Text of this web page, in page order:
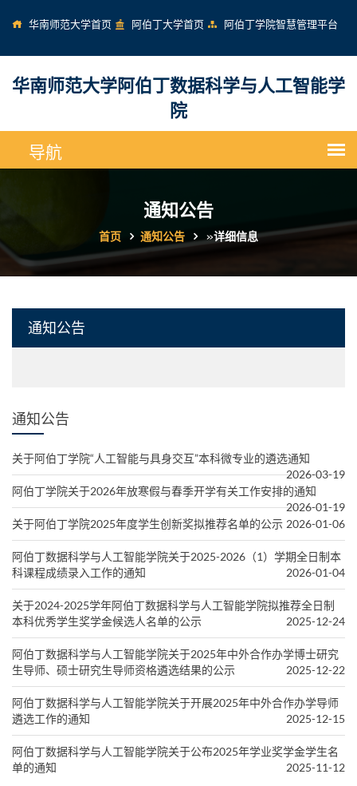
华南师范大学首页 阿伯丁大学首页 阿伯丁学院智慧管理平台
华南师范大学阿伯丁数据科学与人工智能学
院
通知公告
首页 通知公告 »详细信息
通知公告
通知公告
关于阿伯丁学院“人工智能与具身交互”本科微专业的遴选通知
2026-03-19
阿伯丁学院关于2026年放寒假与春季开学有关工作安排的通知
2026-01-19
关于阿伯丁学院2025年度学生创新奖拟推荐名单的公示 2026-01-06
阿伯丁数据科学与人工智能学院关于2025-2026（1）学期全日制本
科课程成绩录入工作的通知
2026-01-04
关于2024-2025学年阿伯丁数据科学与人工智能学院拟推荐全日制
本科优秀学生奖学金候选人名单的公示
2025-12-24
阿伯丁数据科学与人工智能学院关于2025年中外合作办学博士研究
生导师、硕士研究生导师资格遴选结果的公示
2025-12-22
阿伯丁数据科学与人工智能学院关于开展2025年中外合作办学导师
遴选工作的通知
2025-12-15
阿伯丁数据科学与人工智能学院关于公布2025年学业奖学金学生名
单的通知
2025-11-12